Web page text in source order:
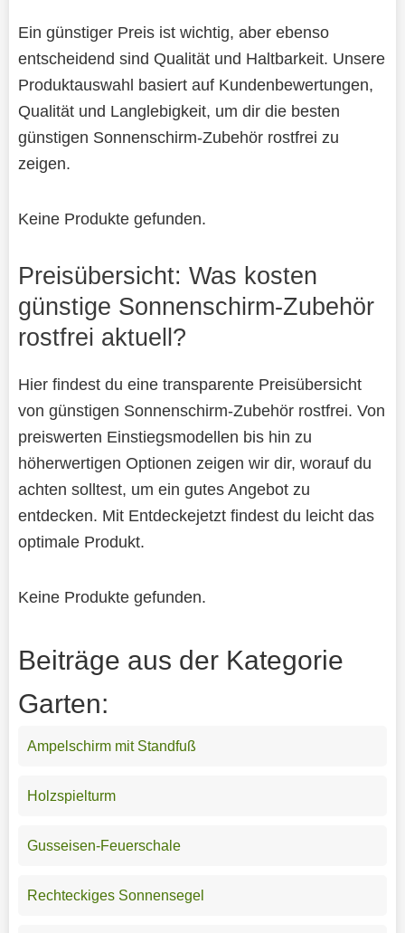
Ein günstiger Preis ist wichtig, aber ebenso
entscheidend sind Qualität und Haltbarkeit. Unsere
Produktauswahl basiert auf Kundenbewertungen,
Qualität und Langlebigkeit, um dir die besten
günstigen Sonnenschirm-Zubehör rostfrei zu
zeigen.
Keine Produkte gefunden.
Preisübersicht: Was kosten
günstige Sonnenschirm-Zubehör
rostfrei aktuell?
Hier findest du eine transparente Preisübersicht
von günstigen Sonnenschirm-Zubehör rostfrei. Von
preiswerten Einstiegsmodellen bis hin zu
höherwertigen Optionen zeigen wir dir, worauf du
achten solltest, um ein gutes Angebot zu
entdecken. Mit Entdeckejetzt findest du leicht das
optimale Produkt.
Keine Produkte gefunden.
Beiträge aus der Kategorie
Garten:
Ampelschirm mit Standfuß
Holzspielturm
Gusseisen-Feuerschale
Rechteckiges Sonnensegel